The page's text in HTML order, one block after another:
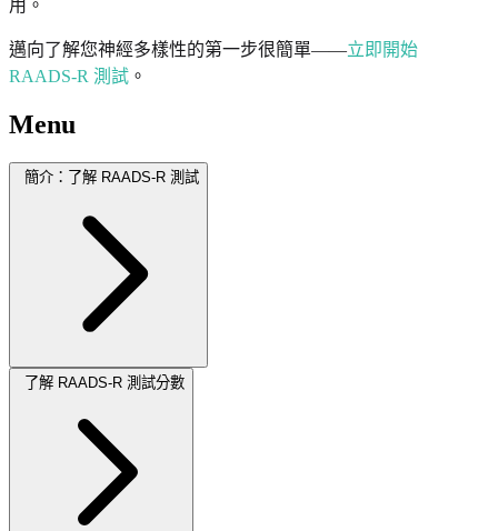
用。
邁向了解您神經多樣性的第一步很簡單——立即開始
RAADS-R 測試 。
Menu
簡介：了解 RAADS-R 測試
了解 RAADS-R 測試分數